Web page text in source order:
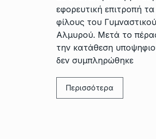
εφορευτική επιτροπή
φίλους του
Αλμυρού. Μετά το
την κατάθεση
δεν συμπληρώθηκε
Περισσότερα